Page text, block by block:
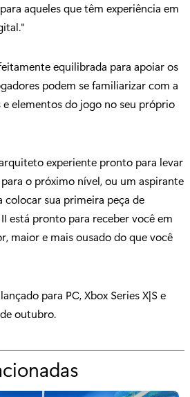
aqueles que têm experiência em
equilibrada para apoiar os
podem se familiarizar com a
elementos do jogo no seu próprio
experiente pronto para levar
o próximo nível, ou um aspirante
colocar sua primeira peça de
está pronto para receber você em
maior e mais ousado do que você
para PC, Xbox Series X|S e
outubro.